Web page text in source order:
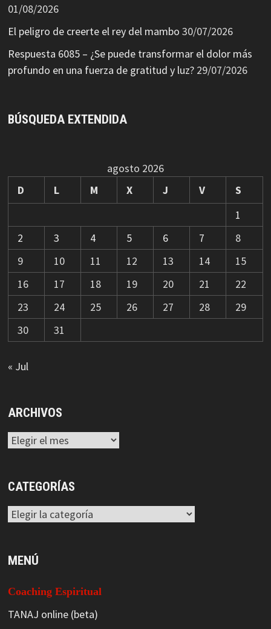
01/08/2026
El peligro de creerte el rey del mambo 30/07/2026
Respuesta 6085 – ¿Se puede transformar el dolor más
profundo en una fuerza de gratitud y luz? 29/07/2026
BÚSQUEDA EXTENDIDA
agosto 2026
D
L M X J V
S
1
2
3 4 5 6 7
8
9
10 11 12 13 14
15
16
17 18 19 20 21
22
23
24 25 26 27 28
29
30
31
« Jul
ARCHIVOS
Archivos
CATEGORÍAS
Categorías
MENÚ
Coaching Espiritual
TANAJ online (beta)